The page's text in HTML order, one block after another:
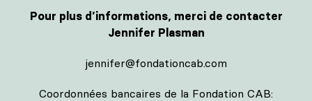
Pour plus d’informations, merci de contacter
Jennifer Plasman
jennifer@fondationcab.com
Coordonnées bancaires de la Fondation CAB: